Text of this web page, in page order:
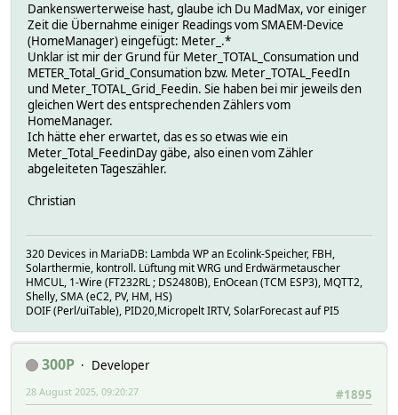
Dankenswerterweise hast, glaube ich Du MadMax, vor einiger
Zeit die Übernahme einiger Readings vom SMAEM-Device
(HomeManager) eingefügt: Meter_.*
Unklar ist mir der Grund für Meter_TOTAL_Consumation und
METER_Total_Grid_Consumation bzw. Meter_TOTAL_FeedIn
und Meter_TOTAL_Grid_Feedin. Sie haben bei mir jeweils den
gleichen Wert des entsprechenden Zählers vom
HomeManager.
Ich hätte eher erwartet, das es so etwas wie ein
Meter_Total_FeedinDay gäbe, also einen vom Zähler
abgeleiteten Tageszähler.
Christian
320 Devices in MariaDB: Lambda WP an Ecolink-Speicher, FBH,
Solarthermie, kontroll. Lüftung mit WRG und Erdwärmetauscher
HMCUL, 1-Wire (FT232RL ; DS2480B), EnOcean (TCM ESP3), MQTT2,
Shelly, SMA (eC2, PV, HM, HS)
DOIF (Perl/uiTable), PID20,Micropelt IRTV, SolarForecast auf PI5
300P
Developer
#1895
28 August 2025, 09:20:27